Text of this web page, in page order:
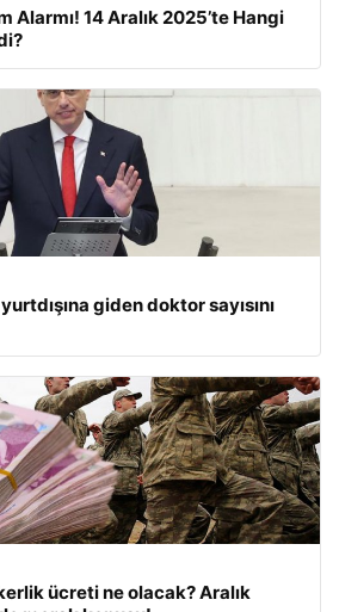
Alarmı! 14 Aralık 2025’te Hangi
giden doktor sayısını
ücreti ne olacak? Aralık